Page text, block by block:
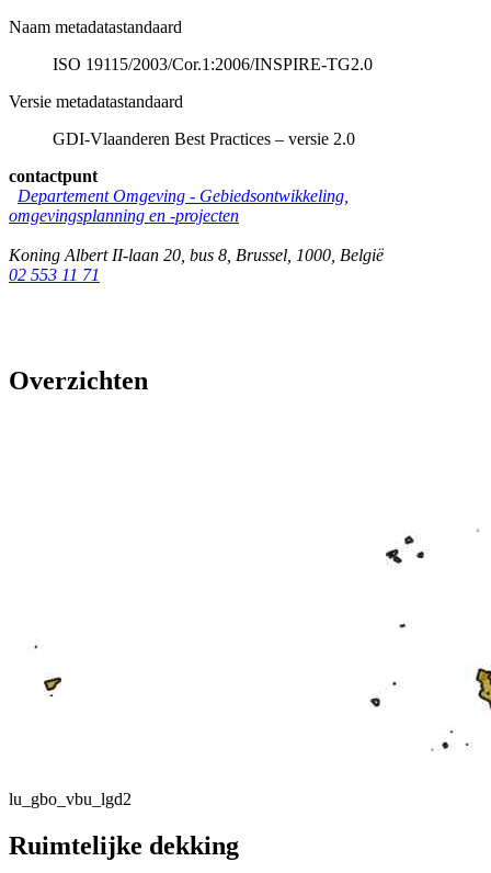
Naam metadatastandaard
ISO 19115/2003/Cor.1:2006/INSPIRE-TG2.0
Versie metadatastandaard
GDI-Vlaanderen Best Practices – versie 2.0
contactpunt
Departement Omgeving - Gebiedsontwikkeling,
omgevingsplanning en -projecten
Koning Albert II-laan 20, bus 8 Brussel 1000 België
02 553 11 71
Overzichten
lu_gbo_vbu_lgd2
Ruimtelijke dekking